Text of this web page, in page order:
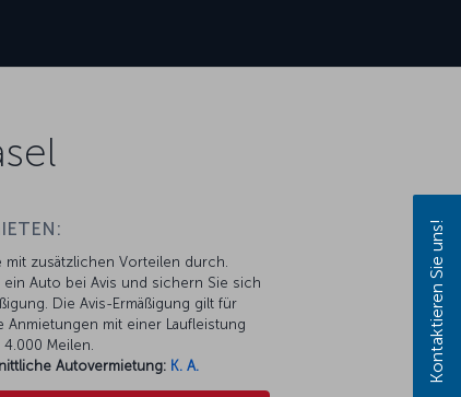
mit zusätzlichen Vorteilen durch.
ein Auto bei Avis und sichern Sie sich
Die Avis-Ermäßigung gilt für
Anmietungen mit einer Laufleistung
Meilen.
Autovermietung: K. A. Kontaktieren Sie uns!